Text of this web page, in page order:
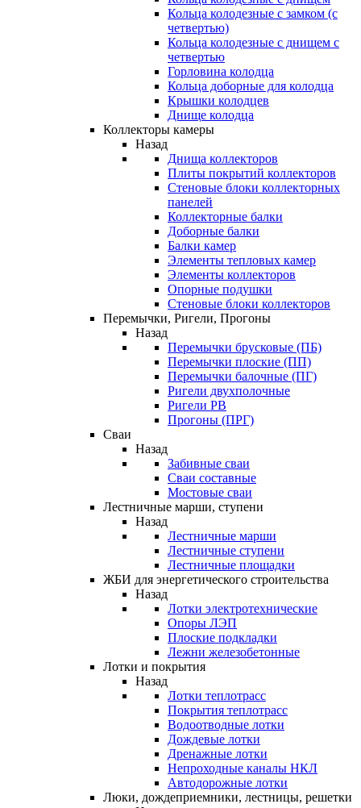
Кольца колодезные с замком (с
четвертью)
Кольца колодезные с днищем с
четвертью
Горловина колодца
Кольца доборные для колодца
Крышки колодцев
Днище колодца
Коллекторы камеры
Назад
Днища коллекторов
Плиты покрытий коллекторов
Стеновые блоки коллекторных
панелей
Коллекторные балки
Доборные балки
Балки камер
Элементы тепловых камер
Элементы коллекторов
Опорные подушки
Стеновые блоки коллекторов
Перемычки, Ригели, Прогоны
Назад
Перемычки брусковые (ПБ)
Перемычки плоские (ПП)
Перемычки балочные (ПГ)
Ригели двухполочные
Ригели РВ
Прогоны (ПРГ)
Сваи
Назад
Забивные сваи
Сваи составные
Мостовые сваи
Лестничные марши, ступени
Назад
Лестничные марши
Лестничные ступени
Лестничные площадки
ЖБИ для энергетического строительства
Назад
Лотки электротехнические
Опоры ЛЭП
Плоские подкладки
Лежни железобетонные
Лотки и покрытия
Назад
Лотки теплотрасс
Покрытия теплотрасс
Водоотводные лотки
Дождевые лотки
Дренажные лотки
Непроходные каналы НКЛ
Автодорожные лотки
Люки, дождеприемники, лестницы, решетки